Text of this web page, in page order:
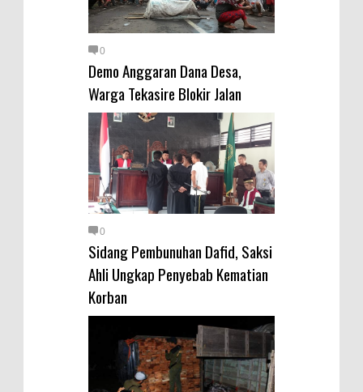
0
Demo Anggaran Dana Desa,
Warga Tekasire Blokir Jalan
0
Sidang Pembunuhan Dafid, Saksi
Ahli Ungkap Penyebab Kematian
Korban